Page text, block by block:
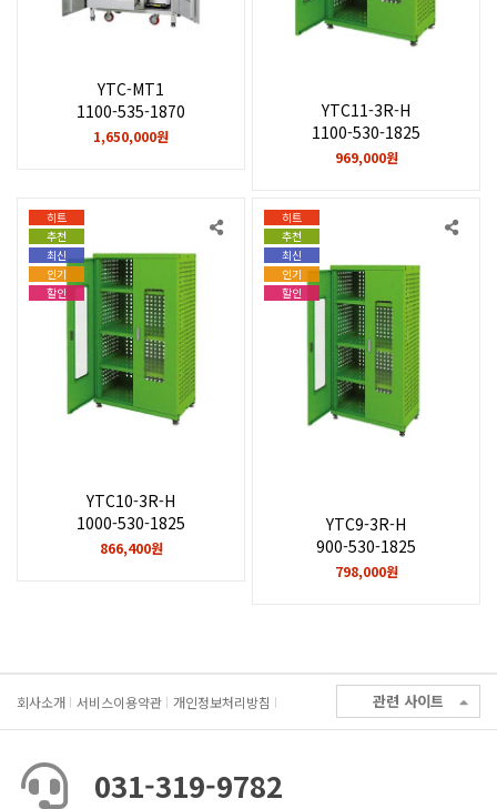
YTC-MT1
1100-535-1870
1,650,000원
YTC11-3R-H
1100-530-1825
969,000원
히트
추천
최신
인기
할인
YTC10-3R-H
1000-530-1825
866,400원
히트
추천
최신
인기
할인
YTC9-3R-H
900-530-1825
798,000원
회사소개 서비스이용약관 개인정보처리방침 관련 사이트
031-319-9782